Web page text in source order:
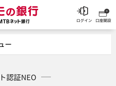
ドコモの銀行 ドコモ
口座開設
ログイン
認証NEO
ー